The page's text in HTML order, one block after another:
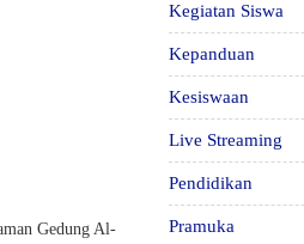
Gedung Al-
Kegiatan Siswa
Kepanduan
Kesiswaan
Live Streaming
Pendidikan
Pramuka